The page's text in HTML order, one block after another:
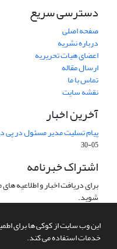
این وب سایت از کوکی ها برای
خدمات استفاده می کند.
دسترسی سریع
صفحه اصلی
درباره نشریه
اعضای هیات تحریریه
ارسال مقاله
تماس با ما
نقشه سایت
آخرین اخبار
پیام تسلیت مدیر مسئول در پی
05-30
اشتراک خبرنامه
برای دریافت اخبار و اطلاعیه
شوید.